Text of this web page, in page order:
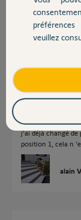
Devis
Contact
ce qui
(Si la pile a 1 an
merci
j'ai déjà changé
position 1, cela n
alain
veuillez